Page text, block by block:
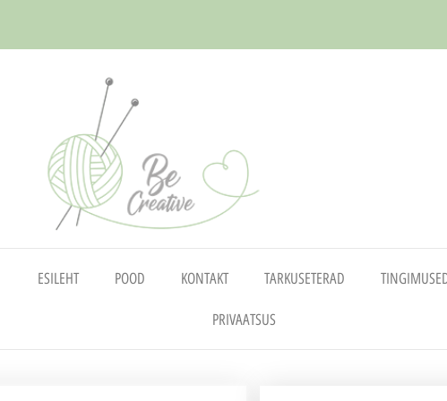
ESILEHT POOD KONTAKT TARKUSETERAD
PRIVAATSUS